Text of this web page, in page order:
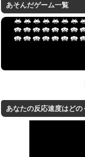
あそんだゲーム一覧
あなたの反応速度はどの